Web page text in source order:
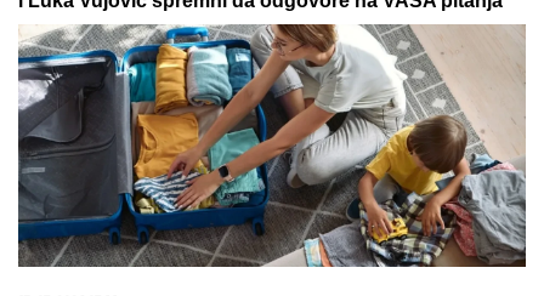
SKANDAL UŽIVO U PROGRAMU!
Aneli Ahmić oplela po Asminovoj
porodici: "OLOŠI JEDNI,
MONSTRUMI!" Mustafa odmah
uzvratio NIKAD JEZIVIJOM
OPTUŽBOM!
by Aklamator